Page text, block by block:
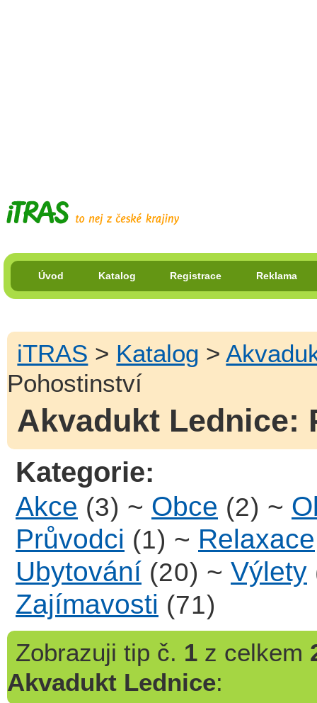
Úvod Katalog Registrace Reklama
iTRAS > Katalog >
Pohostinství
Akvadukt Lednice:
Kategorie:
Akce (3) ~ Obce (2) ~
Průvodci (1) ~ Relaxace
Ubytování (20) ~ Výlety
Zajímavosti (71)
Zobrazuji tip č. 1z celkem
Akvadukt Lednice: